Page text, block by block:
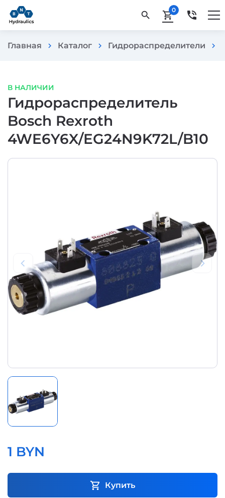
search shopping_cart0 phone_in_talk
Главная chevron_right Каталог chevron_right Гидрораспределители chevron_right
В НАЛИЧИИ
Гидрораспределитель
Bosch Rexroth
4WE6Y6X/EG24N9K72L/B10
1 BYN
shopping_cart Купить